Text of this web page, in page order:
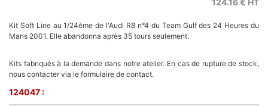
Kit Soft Line au 1/24ème de l'Audi R8 n°4 du Team Gulf des 24 Heures du
Mans 2001. Elle abandonna après 35 tours seulement.
Kits fabriqués à la demande dans notre atelier. En cas de rupture de stock,
nous contacter via le formulaire de contact.
124047 :